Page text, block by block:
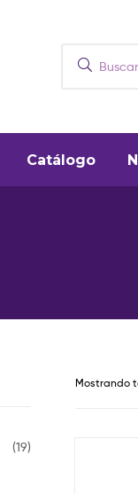
Catálogo
Mostrando
(19)